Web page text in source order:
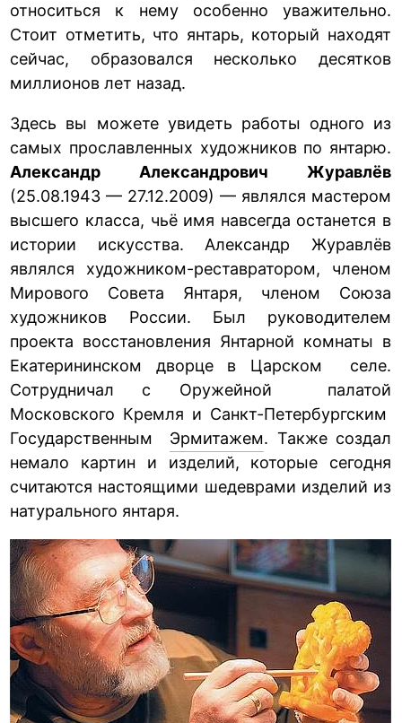
относиться к нему особенно уважительно.
Стоит отметить, что янтарь, который находят
сейчас, образовался несколько десятков
миллионов лет назад.
Здесь вы можете увидеть работы одного из
самых прославленных художников по янтарю.
Александр Александрович Журавлёв
(25.08.1943 — 27.12.2009) — являлся мастером
высшего класса, чьё имя навсегда останется в
истории искусства. Александр Журавлёв
являлся художником-реставратором, членом
Мирового Совета Янтаря, членом Союза
художников России. Был руководителем
проекта восстановления Янтарной комнаты в
Екатерининском дворце в Царском селе.
Сотрудничал с Оружейной палатой
Московского Кремля и Санкт-Петербургским
Государственным Эрмитажем. Также создал
немало картин и изделий, которые сегодня
считаются настоящими шедеврами изделий из
натурального янтаря.